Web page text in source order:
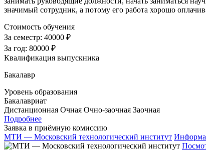
значимый сотрудник, а потому его работа хорошо
Стоимость обучения
За семестр: 40000 ₽
За год: 80000 ₽
Квалификация выпускника
Бакалавр
Уровень образования
Бакалавриат
Дистанционная Очная Очно-заочная Заочная
Подробнее
Заявка в приёмную комиссию
МТИ — Московский технологический институт